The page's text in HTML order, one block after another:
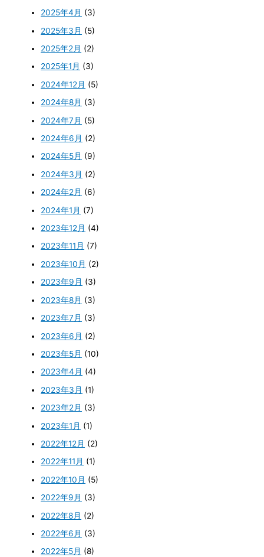
2025年4月 (3)
2025年3月 (5)
2025年2月 (2)
2025年1月 (3)
2024年12月 (5)
2024年8月 (3)
2024年7月 (5)
2024年6月 (2)
2024年5月 (9)
2024年3月 (2)
2024年2月 (6)
2024年1月 (7)
2023年12月 (4)
2023年11月 (7)
2023年10月 (2)
2023年9月 (3)
2023年8月 (3)
2023年7月 (3)
2023年6月 (2)
2023年5月 (10)
2023年4月 (4)
2023年3月 (1)
2023年2月 (3)
2023年1月 (1)
2022年12月 (2)
2022年11月 (1)
2022年10月 (5)
2022年9月 (3)
2022年8月 (2)
2022年6月 (3)
2022年5月 (8)